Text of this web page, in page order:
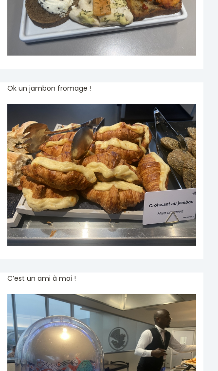
Ok un jambon fromage !
C’est un ami à moi !